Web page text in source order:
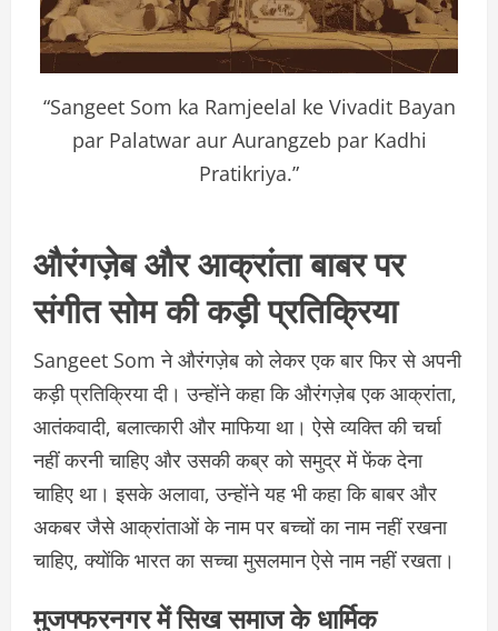
“Sangeet Som ka Ramjeelal ke Vivadit Bayan
par Palatwar aur Aurangzeb par Kadhi
Pratikriya.”
औरंगज़ेब और आक्रांता बाबर पर
संगीत सोम की कड़ी प्रतिक्रिया
Sangeet Som ने औरंगज़ेब को लेकर एक बार फिर से अपनी
कड़ी प्रतिक्रिया दी। उन्होंने कहा कि औरंगज़ेब एक आक्रांता,
आतंकवादी, बलात्कारी और माफिया था। ऐसे व्यक्ति की चर्चा
नहीं करनी चाहिए और उसकी कब्र को समुद्र में फेंक देना
चाहिए था। इसके अलावा, उन्होंने यह भी कहा कि बाबर और
अकबर जैसे आक्रांताओं के नाम पर बच्चों का नाम नहीं रखना
चाहिए, क्योंकि भारत का सच्चा मुसलमान ऐसे नाम नहीं रखता।
मुजफ्फरनगर में सिख समाज के धार्मिक